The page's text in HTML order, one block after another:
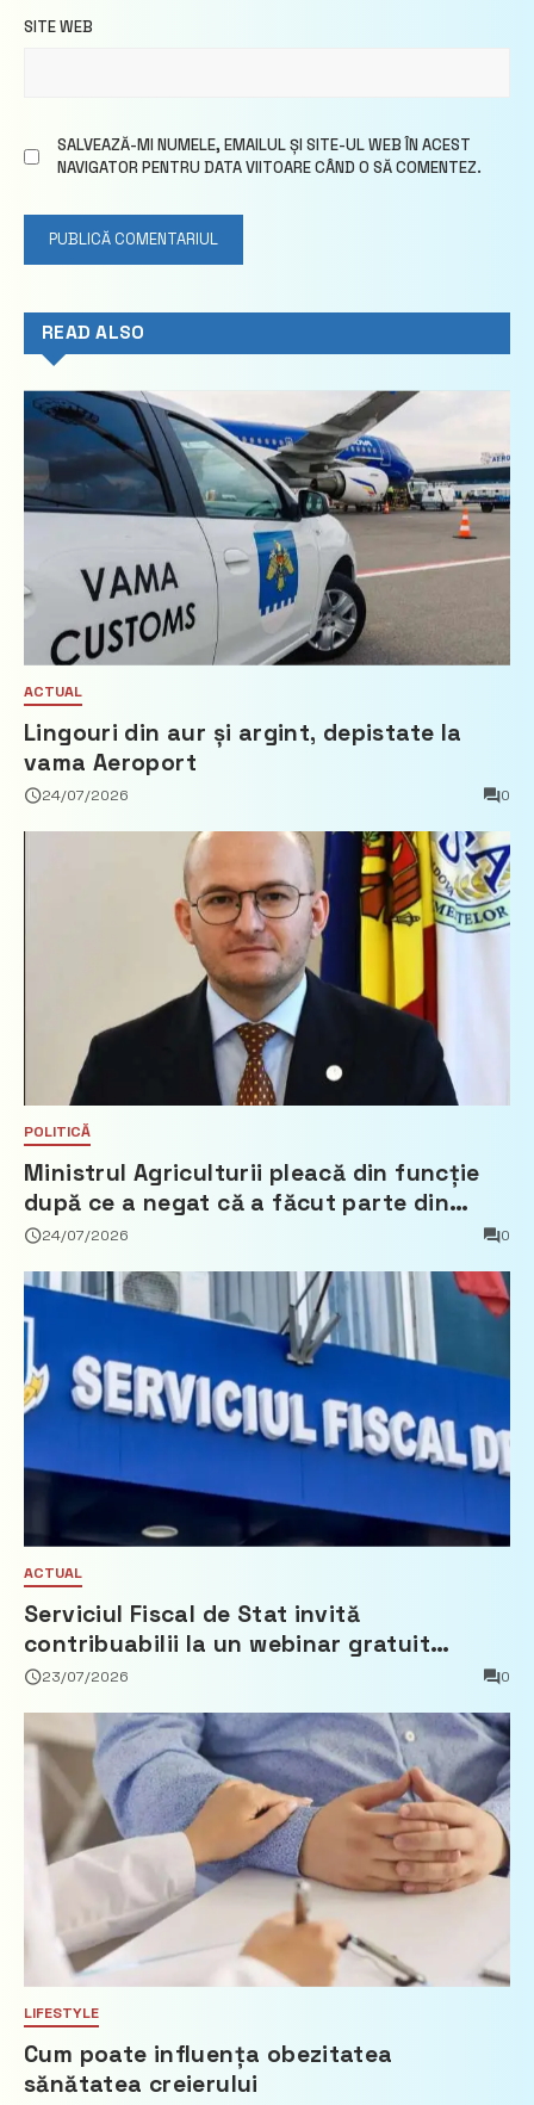
SITE WEB
SALVEAZĂ-MI NUMELE, EMAILUL ȘI SITE-UL WEB ÎN ACEST
NAVIGATOR PENTRU DATA VIITOARE CÂND O SĂ COMENTEZ.
READ ALSO
ACTUAL
Lingouri din aur și argint, depistate la
vama Aeroport
24/07/2026 0
POLITICĂ
Ministrul Agriculturii pleacă din funcție
după ce a negat că a făcut parte din
Partidul Democrat
24/07/2026 0
ACTUAL
Serviciul Fiscal de Stat invită
contribuabilii la un webinar gratuit
privind calculul impozitului pe bunurile
23/07/2026 0
LIFESTYLE
Cum poate influența obezitatea
sănătatea creierului